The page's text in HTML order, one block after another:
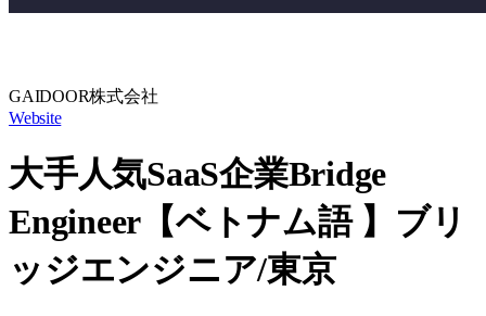
GAIDOOR株式会社
Website
大手人気SaaS企業Bridge
Engineer【ベトナム語 】ブリ
ッジエンジニア/東京